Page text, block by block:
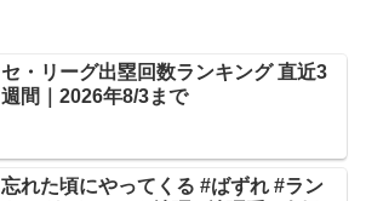
セ・リーグ出塁回数ランキング 直近3
週間｜2026年8/3まで
忘れた頃にやってくる #ばずれ #ラン